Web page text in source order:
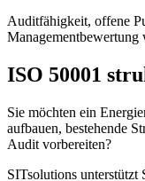
Auditfähigkeit, offene
Managementbewertung
ISO 50001
Sie möchten ein
aufbauen, bestehende
Audit vorbereiten?
SITsolutions unterstützt